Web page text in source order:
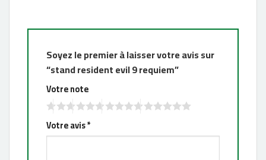
Soyez le premier à laisser votre avis sur
“stand resident evil 9 requiem”
Votre note
Votre avis*